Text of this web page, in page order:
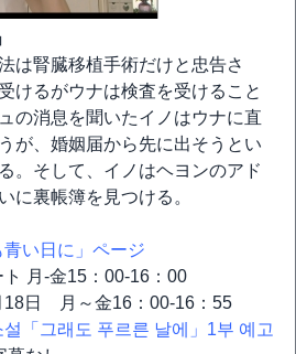
は腎臓移植手術だけと忠告さ
けるがウナは検査を受けること
の消息を聞いたイノはウナに直
が、婚姻届から先に出そうとい
。そして、イノはヘヨンのアド
に裏帳簿を見つける。
い日に」ページ
月-金15：00-16：00
日 月～金16：00-16：55
「그래도 푸르른 날에」1부 예고